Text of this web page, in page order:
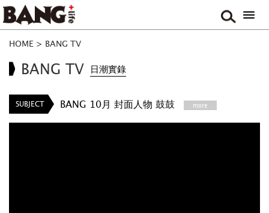
HOME > BANG TV
BANG TV 日潮實錄
SUBJECT BANG 10月 封面人物 鼓鼓 more